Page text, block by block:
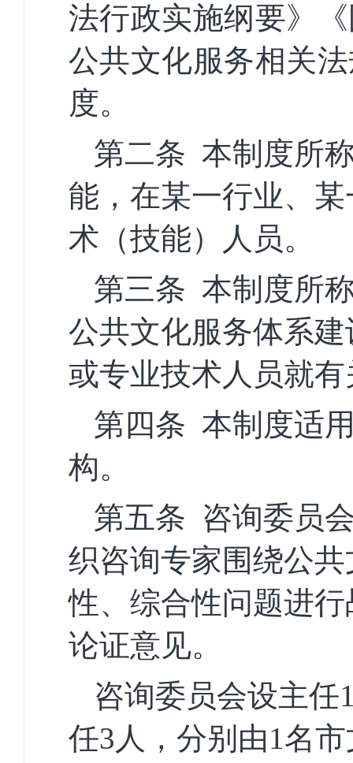
法行政实施纲要》
公共文化服务相关
度。
第二条 本制度所
能，在某一行业、
术（技能）人员。
第三条 本制度所
公共文化服务体系
或专业技术人员就
第四条 本制度适
构。
第五条 咨询委员
织咨询专家围绕公
性、综合性问题进
论证意见。
咨询委员会设主任
任3人，分别由1名市